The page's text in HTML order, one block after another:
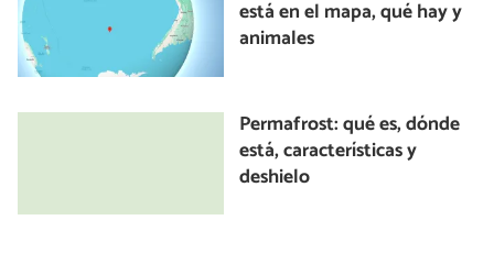
está en el mapa, qué hay y
animales
Permafrost: qué es, dónde
está, características y
deshielo